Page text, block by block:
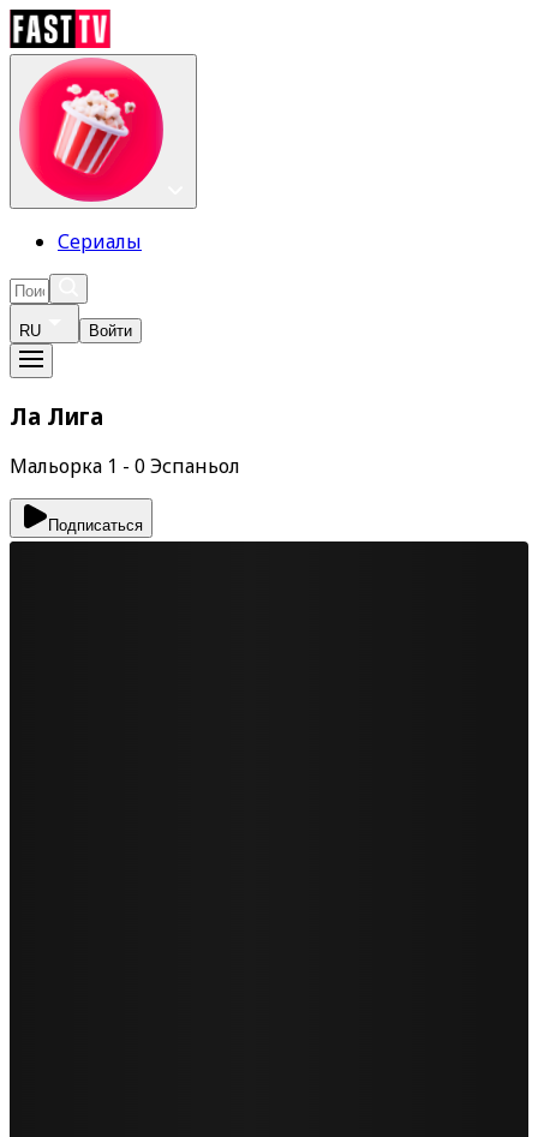
Сериалы
RU Войти
Ла Лига
Мальорка 1 - 0 Эспаньол
Подписаться